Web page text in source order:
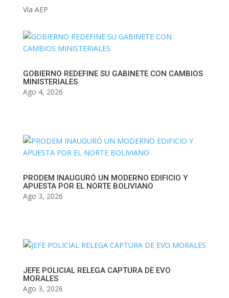
Vía AEP
GOBIERNO REDEFINE SU GABINETE CON CAMBIOS
MINISTERIALES
Ago 4, 2026
PRODEM INAUGURÓ UN MODERNO EDIFICIO Y
APUESTA POR EL NORTE BOLIVIANO
Ago 3, 2026
JEFE POLICIAL RELEGA CAPTURA DE EVO
MORALES
Ago 3, 2026